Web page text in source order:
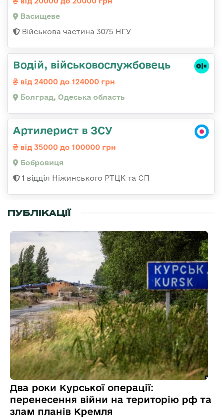
Васищеве
Військова частина 3075 НГУ
Водій, військовослужбовець
від 24000 до 124000 грн
Болград, Одеська область
Артилерист в ЗСУ
від 35000 до 100000 грн
Бобровиця
1 відділ Ніжинського РТЦК та СП
ПУБЛІКАЦІЇ
Два роки Курської операції:
перенесення війни на територію рф та
злам планів Кремля